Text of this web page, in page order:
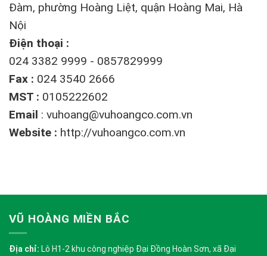
Đàm, phường Hoàng Liệt, quận Hoàng Mai, Hà
Nội
Điện thoại :
024 3382 9999 - 0857829999
Fax : 024 3540 2666
MST : 0105222602
Email : vuhoang@vuhoangco.com.vn
Website : http://vuhoangco.com.vn
VŨ HOÀNG MIỀN BẮC
Địa chỉ: Lô H1-2 khu công nghiệp Đại Đồng Hoàn Sơn, xã Đại